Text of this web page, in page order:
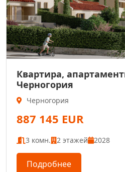
Квартира,
Черногория
Черногория
887 145 EUR
3 комн. 2 этажей 2028
Подробнее